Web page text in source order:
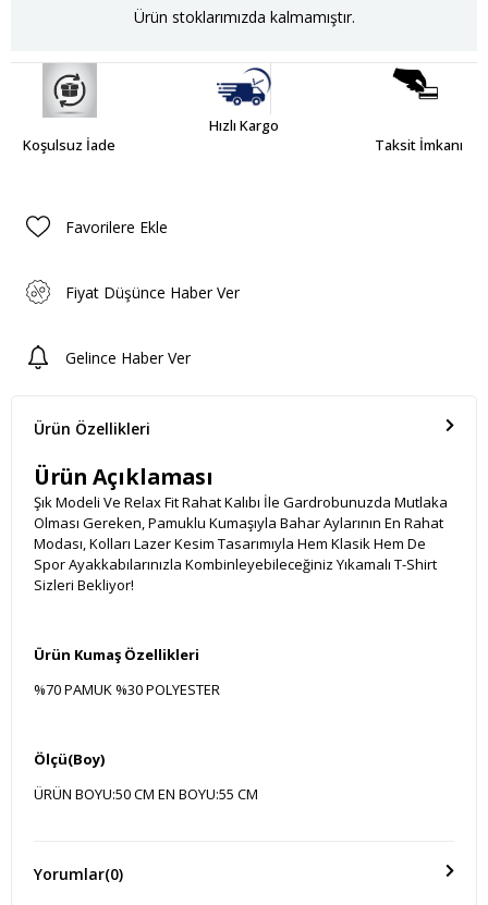
Ürün stoklarımızda kalmamıştır.
Koşulsuz İade
Hızlı Kargo
Taksit İmkanı
Favorilere Ekle
Fiyat Düşünce Haber Ver
Gelince Haber Ver
Ürün Özellikleri
Ürün Açıklaması
Şık Modeli Ve Relax Fit Rahat Kalıbı İle Gardrobunuzda Mutlaka
Olması Gereken, Pamuklu Kumaşıyla Bahar Aylarının En Rahat
Modası, Kolları Lazer Kesim Tasarımıyla Hem Klasik Hem De
Spor Ayakkabılarınızla Kombinleyebileceğiniz Yıkamalı T-Shirt
Sizleri Bekliyor!
Ürün Kumaş Özellikleri
%70 PAMUK %30 POLYESTER
Ölçü(Boy)
ÜRÜN BOYU:50 CM EN BOYU:55 CM
Yorumlar(0)